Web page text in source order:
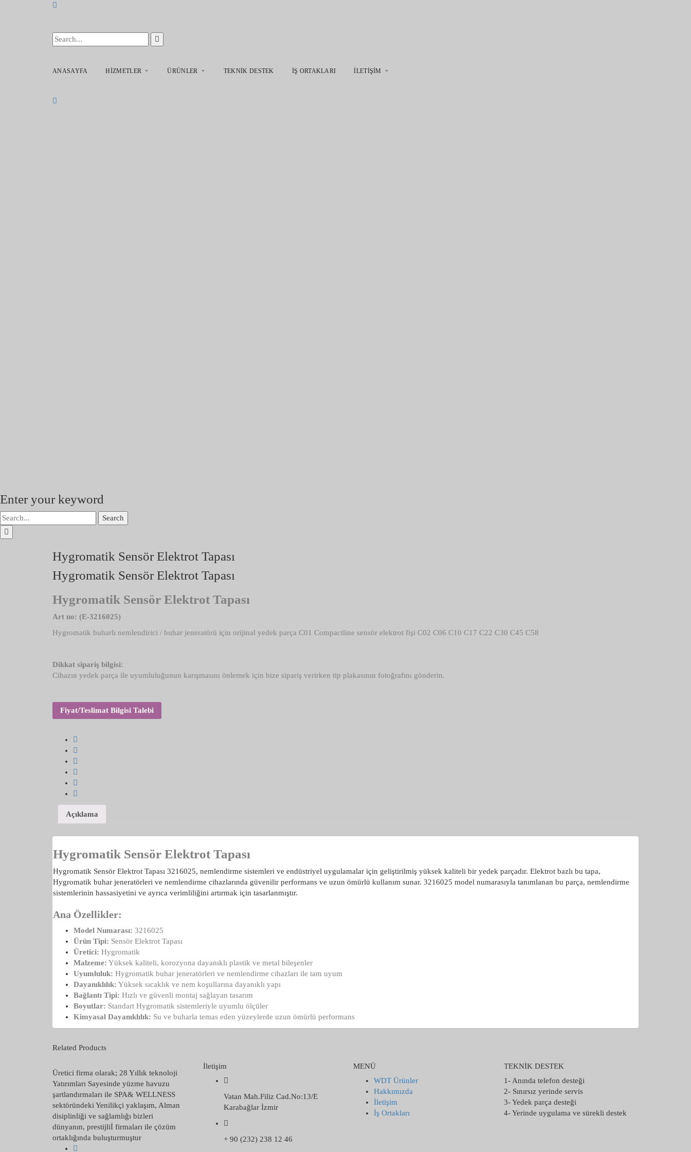
ANASAYFA HIZMETLER ÜRÜNLER TEKNIK DESTEK İŞ ORTAKLARI İLETIŞIM
Enter your keyword
Search
Hygromatik Sensör Elektrot Tapası
Hygromatik Sensör Elektrot Tapası
Hygromatik Sensör Elektrot Tapası
Art no: (E-3216025)
Hygromatik buharlı nemlendirici / buhar jeneratörü için orijinal yedek parça C01 Compactline sensör elektrot fişi C02 C06 C10 C17 C22 C30 C45 C58
Dikkat sipariş bilgisi:
Cihazın yedek parça ile uyumluluğunun karışmasını önlemek için bize sipariş verirken tip plakasının fotoğrafını gönderin.
Fiyat/Teslimat Bilgisi Talebi
Açıklama
Hygromatik Sensör Elektrot Tapası
Hygromatik Sensör Elektrot Tapası 3216025, nemlendirme sistemleri ve endüstriyel uygulamalar için geliştirilmiş yüksek kaliteli bir yedek parçadır. Elektrot bazlı bu tapa,
Hygromatik buhar jeneratörleri ve nemlendirme cihazlarında güvenilir performans ve uzun ömürlü kullanım sunar. 3216025 model numarasıyla tanımlanan bu parça, nemlendirme
sistemlerinin hassasiyetini ve ayrıca verimliliğini artırmak için tasarlanmıştır.
Ana Özellikler:
Model Numarası: 3216025
Ürün Tipi: Sensör Elektrot Tapası
Üretici: Hygromatik
Malzeme: Yüksek kaliteli, korozyona dayanıklı plastik ve metal bileşenler
Uyumluluk: Hygromatik buhar jeneratörleri ve nemlendirme cihazları ile tam uyum
Dayanıklılık: Yüksek sıcaklık ve nem koşullarına dayanıklı yapı
Bağlantı Tipi: Hızlı ve güvenli montaj sağlayan tasarım
Boyutlar: Standart Hygromatik sistemleriyle uyumlu ölçüler
Kimyasal Dayanıklılık: Su ve buharla temas eden yüzeylerde uzun ömürlü performans
Related Products
Üretici firma olarak; 28 Yıllık teknoloji
Yatırımları Sayesinde yüzme havuzu
şartlandırmaları ile SPA& WELLNESS
sektöründeki Yenilikçi yaklaşım, Alman
disiplinliği ve sağlamlığı bizleri
dünyanın, prestijliİ firmaları ile çözüm
ortaklığında buluşturmuştur
İletişim
Vatan Mah.Filiz Cad.No:13/E
Karabağlar İzmir
+ 90 (232) 238 12 46
MENÜ
WDT Ürünler
Hakkımızda
İletişim
İş Ortakları
TEKNİK DESTEK
1- Anında telefon desteği
2- Sınırsız yerinde servis
3- Yedek parça desteği
4- Yerinde uygulama ve sürekli destek